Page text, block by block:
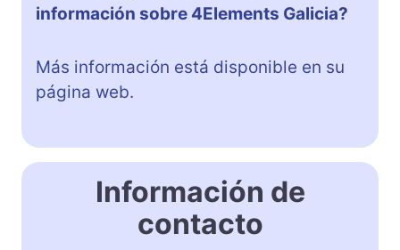
información sobre 4Elements Galicia?
Más información está disponible en su
página web.
Información de
contacto